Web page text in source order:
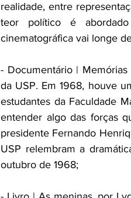
realidade, entre
teor político é
cinematográfica vai longe
- Documentário |
da USP. Em 1968, houve
estudantes da Faculdade
entender algo das forças
presidente Fernando
USP relembram a
outubro de 1968;